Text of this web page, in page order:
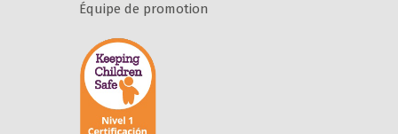
Équipe de promotion